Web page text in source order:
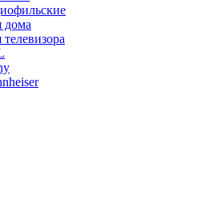
дома